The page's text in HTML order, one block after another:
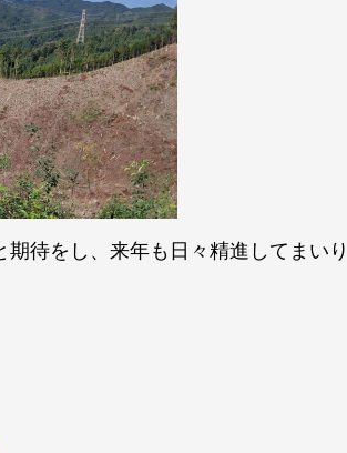
待をし、来年も日々精進してまいり